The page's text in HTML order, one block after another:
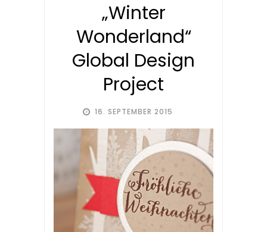
16. SEPTEMBER 2015
„Winter
Wonderland“
Global Design
Project